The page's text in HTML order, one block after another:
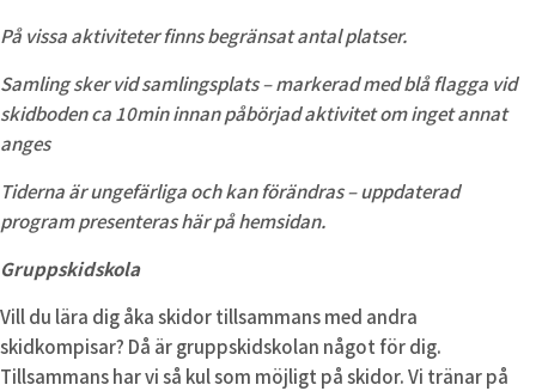
På vissa aktiviteter finns begränsat antal platser.
Samling sker vid samlingsplats – markerad med blå flagga vid
skidboden ca 10min innan påbörjad aktivitet om inget annat
anges
Tiderna är ungefärliga och kan förändras – uppdaterad
program presenteras här på hemsidan.
Gruppskidskola
Vill du lära dig åka skidor tillsammans med andra
skidkompisar? Då är gruppskidskolan något för dig.
Tillsammans har vi så kul som möjligt på skidor. Vi tränar på